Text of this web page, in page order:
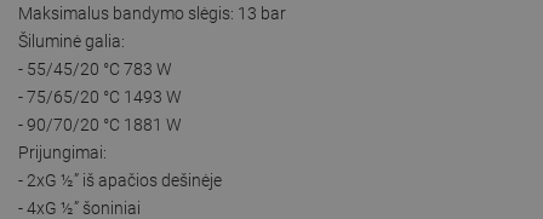
Maksimalus bandymo slėgis: 13 bar
Šiluminė galia:
- 55/45/20 °C 783 W
- 75/65/20 °C 1493 W
- 90/70/20 °C 1881 W
Prijungimai:
- 2xG ½” iš apačios dešinėje
- 4xG ½” šoniniai